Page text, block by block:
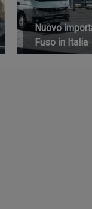
Nuovo
Fuso in Italia